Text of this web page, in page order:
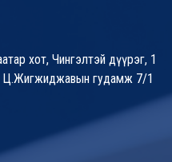
хот, Чингэлтэй дүүрэг, 1
Ц.Жигжиджавын гудамж 7/1